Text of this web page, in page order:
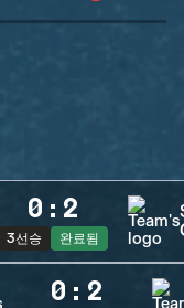
0 : 2
3선승 완료됨
0 : 2